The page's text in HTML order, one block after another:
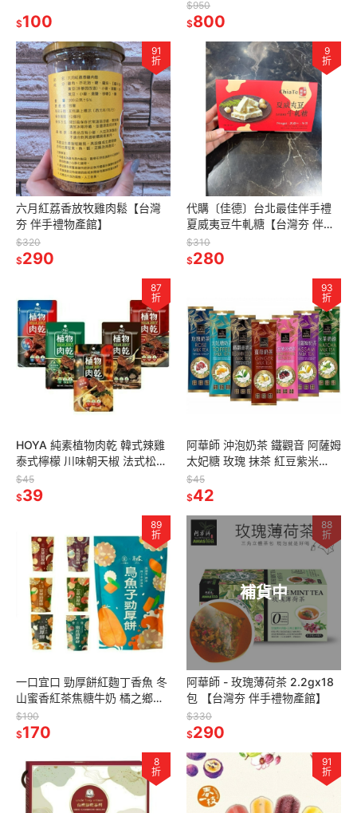
$100
$950
$800
91
折
六月紅荔香放牧雞肉鬆 【台灣
夯 伴手禮物產館】
$320
$290
9
折
代購〔佳德〕台北最佳伴手禮
夏威夷豆牛軋糖【台灣夯 伴手
禮物產館】
$310
$280
87
折
HOYA 純素植物肉乾 韓式辣雞
泰式檸檬 川味朝天椒 法式松露
台式鹹酥雞【台灣夯 伴手禮物
產館】
$45
$39
93
折
阿華師 沖泡奶茶 鐵觀音 阿薩姆
太妃糖 玫瑰 抹茶 紅豆紫米
【台灣夯 伴手禮物產館】
$45
$42
89
折
一口宜口 勁厚餅紅麴丁香魚 冬
山蜜香紅茶焦糖牛奶 橘之鄉金
棗 三星蔥櫻花蝦 烏魚子【台灣
夯 伴手禮物產館】
$190
$170
補貨中
88
折
阿華師 - 玫瑰薄荷茶 2.2gx18
包 【台灣夯 伴手禮物產館】
$330
$290
8
折
91
折